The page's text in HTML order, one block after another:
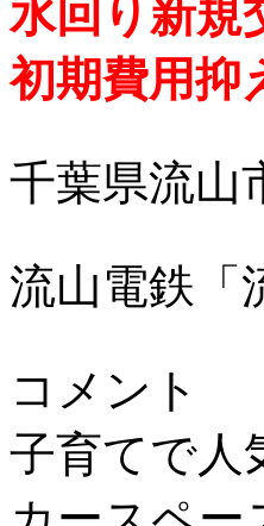
水回り新規
初期費用抑
千葉県流山
流山電鉄「
コメント
子育てで人